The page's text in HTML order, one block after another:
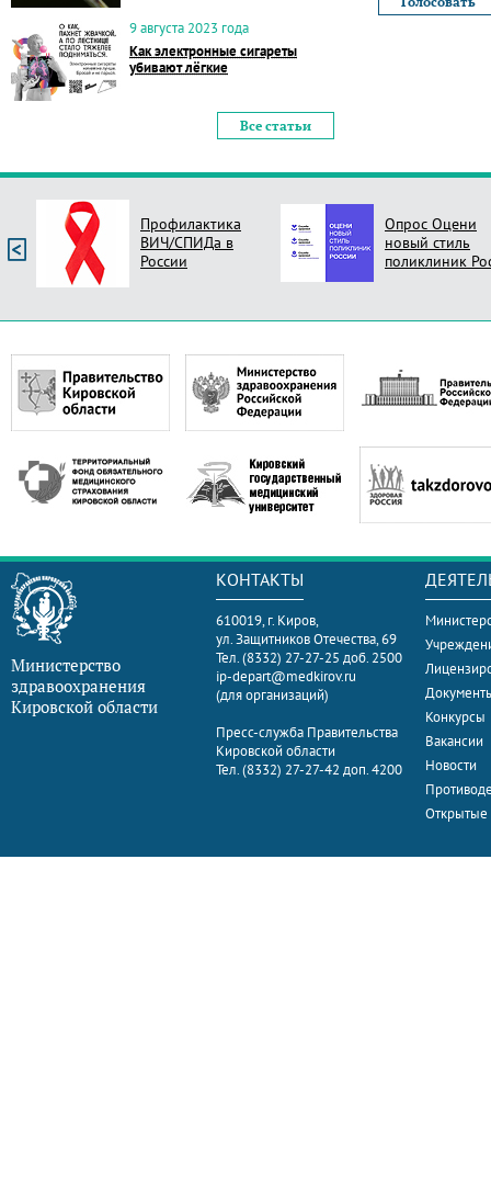
9 августа 2023 года
Как электронные сигареты
убивают лёгкие
Все статьи
Профилактика
ВИЧ/СПИДа в
России
Опрос Оцени
новый стиль
поликлиник
Министерство
здравоохранения
Кировской области
КОНТАКТЫ
610019, г. Киров,
ул. Защитников Отечества, 69
Тел. (8332) 27-27-25 доб. 2500
ip-depart@medkirov.ru
(для организаций)
Пресс-служба Правительства
Кировской области
Тел. (8332) 27-27-42 доп. 4200
Конкурсы
Вакансии
Новости